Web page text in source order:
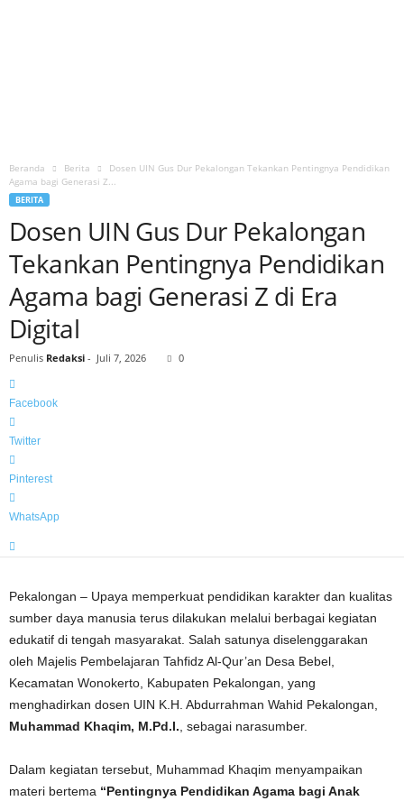
Beranda Berita
Dosen UIN Gus Dur Pekalongan Tekankan Pentingnya Pendidikan
Agama bagi Generasi Z...
BERITA
Dosen UIN Gus Dur Pekalongan
Tekankan Pentingnya Pendidikan
Agama bagi Generasi Z di Era
Digital
Penulis Redaksi - Juli 7, 2026 0
Facebook
Twitter
Pinterest
WhatsApp
Pekalongan – Upaya memperkuat pendidikan karakter dan kualitas
sumber daya manusia terus dilakukan melalui berbagai kegiatan
edukatif di tengah masyarakat. Salah satunya diselenggarakan
oleh Majelis Pembelajaran Tahfidz Al-Qur’an Desa Bebel,
Kecamatan Wonokerto, Kabupaten Pekalongan, yang
menghadirkan dosen UIN K.H. Abdurrahman Wahid Pekalongan,
Muhammad Khaqim, M.Pd.I. , sebagai narasumber.
Dalam kegiatan tersebut, Muhammad Khaqim menyampaikan
materi bertema “Pentingnya Pendidikan Agama bagi Anak